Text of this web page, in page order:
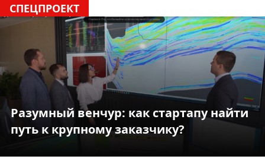
СПЕЦПРОЕКТ
Разумный венчур: как стартапу найти
путь к крупному заказчику?